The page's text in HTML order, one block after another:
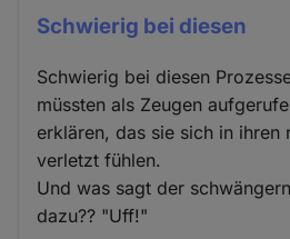
Schwierig bei diesen
Schwierig bei diesen
müssten als Zeugen
erklären, das sie sich in ihren
verletzt fühlen.
Und was sagt der
dazu?? "Uff!"